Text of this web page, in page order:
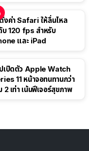
งค่า Safari ให้ลื่นไหล
บ 120 fps สำหรับ
และ iPad
เปิดตัว Apple Watch
11 หน้าจอทนทานกว่า
2 เท่า เน้นฟีเจอร์สุขภาพ